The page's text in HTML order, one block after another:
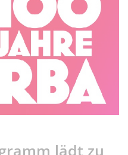
lädt zu